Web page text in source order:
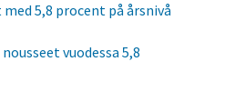
5,8 procent på årsnivå
vuodessa 5,8